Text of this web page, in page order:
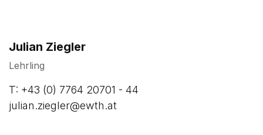
Julian Ziegler
Lehrling
T: +43 (0) 7764 20701 - 44
julian.ziegler@ewth.at